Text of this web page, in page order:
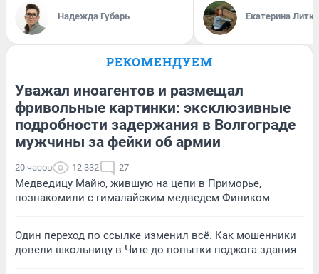
Надежда Губарь Екатерина
РЕКОМЕНДУЕМ
Уважал иноагентов и размещал
фривольные картинки: эксклюзивные
подробности задержания в Волгограде
мужчины за фейки об армии
20 часов 12 332 27
Медведицу Майю, жившую на цепи в Приморье,
познакомили с гималайским медведем Фиником
Один переход по ссылке изменил всё. Как мошенники
довели школьницу в Чите до попытки поджога здания